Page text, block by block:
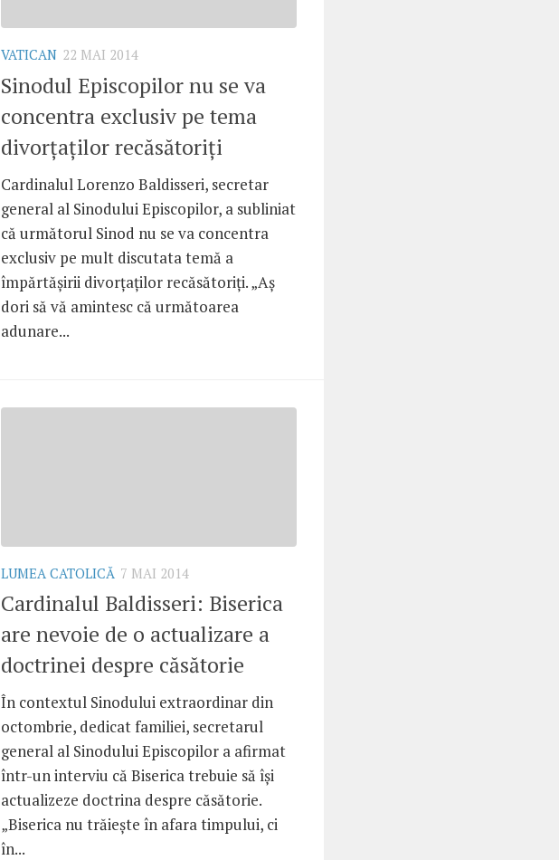
VATICAN 22 MAI 2014
Sinodul Episcopilor nu se va
concentra exclusiv pe tema
divorţaţilor recăsătoriţi
Cardinalul Lorenzo Baldisseri, secretar
general al Sinodului Episcopilor, a subliniat
că următorul Sinod nu se va concentra
exclusiv pe mult discutata temă a
împărtăşirii divorţaţilor recăsătoriţi. „Aş
dori să vă amintesc că următoarea
adunare...
LUMEA CATOLICĂ 7 MAI 2014
Cardinalul Baldisseri: Biserica
are nevoie de o actualizare a
doctrinei despre căsătorie
În contextul Sinodului extraordinar din
octombrie, dedicat familiei, secretarul
general al Sinodului Episcopilor a afirmat
într-un interviu că Biserica trebuie să îşi
actualizeze doctrina despre căsătorie.
„Biserica nu trăieşte în afara timpului, ci
în...